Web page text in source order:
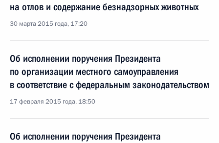
на отлов и содержание безнадзорных животных
30 марта 2015 года, 17:20
Об исполнении поручения Президента
по организации местного самоуправления
в соответствие с федеральным законодательством
17 февраля 2015 года, 18:50
Об исполнении поручения Президента